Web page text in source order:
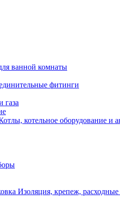
ванной комнаты
фитинги
газа
котельное оборудование и
Изоляция, крепеж,